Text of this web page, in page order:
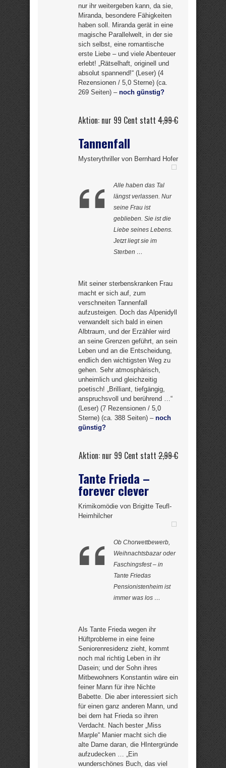
nur ihr weitergeben kann, da sie,
Miranda, besondere Fähigkeiten
haben soll. Miranda gerät in eine
magische Parallelwelt, in der sie
sich selbst, eine romantische
erste Liebe – und viele Abenteuer
erlebt! „Rätselhaft, originell und
absolut spannend!“ (Leser) (4
Rezensionen / 5,0 Sterne) (ca.
269 Seiten) – noch günstig?
Aktion: nur 99 Cent statt 4,99 €
Tannenfall
Mysterythriller von Bernhard Hofer
Alle haben das Tal
längst verlassen. Nur
seine Frau ist
geblieben. Sie ist die
Liebe seines Lebens.
Jetzt liegt sie im
Sterben …
Mit seiner sterbenskranken Frau
macht er sich auf, zum
verschneiten Tannenfall
aufzusteigen. Doch das Alpenidyll
verwandelt sich bald in einen
Albtraum, und der Erzähler wird
an seine Grenzen geführt, an sein
Leben und an die Entscheidung,
endlich den wichtigsten Weg zu
gehen. Sehr atmosphärisch,
unheimlich und gleichzeitig
poetisch! „Brilliant, tiefgängig,
anspruchsvoll und berührend …“
(Leser) (7 Rezensionen / 5,0
Sterne) (ca. 388 Seiten) – noch
günstig?
Aktion: nur 99 Cent statt2,99 €
Tante Frieda –
forever clever
Krimikomödie von Brigitte Teufl-
Heimhilcher
Ob Chorwettbewerb,
Weihnachtsbazar oder
Faschingsfest – in
Tante Friedas
Pensionistenheim ist
immer was los …
Als Tante Frieda wegen ihr
Hüftprobleme in eine feine
Seniorenresidenz zieht, kommt
noch mal richtig Leben in ihr
Dasein; und der Sohn ihres
Mitbewohners Konstantin wäre ein
feiner Mann für ihre Nichte
Babette. Die aber interessiert sich
für einen ganz anderen Mann, und
bei dem hat Frieda so ihren
Verdacht. Nach bester „Miss
Marple“ Manier macht sich die
alte Dame daran, die HIntergründe
aufzudecken … „Ein
wunderschönes Buch, das viel